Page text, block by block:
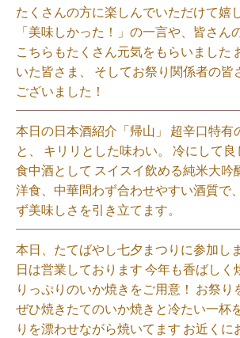
たくさんの方に楽しんでいただけて嬉
「美味しかった！」の一言や、皆さん
こちらもたくさん元気をもらいました️
いた皆さま、 そしてお祭り関係者の皆
ございました！⁡
本日の日本酒紹介「帰山」 超辛口特有
と、 キリリとした味わい。 冷にして
食中酒として スイスイ飲める純米大吟
洋食、中華問わず合わせやすい酒質で
ず美味しさを引き立てます。
本日、たてばやし七夕まつりに参加し
日は営業しております️ 今年も香ばしく
りっぷりのいか焼きをご用意！ お祭り
ぜひ焼きたてのいか焼きと冷たい一杯
りを漂わせながら焼いてます お近くに